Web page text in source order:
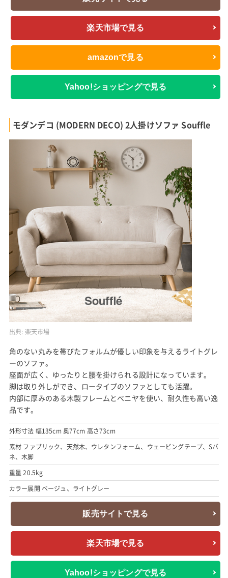
楽天市場で見る
amazonで見る
Yahoo!ショッピングで見る
モダンデコ (MODERN DECO) 2人掛けソファ Souffle
出典: 楽天市場
角のない丸みを帯びたフォルムが優しい印象を与えるライトグレ
ーのソファ。
座面が広く、ゆったりと腰を掛けられる設計になっています。
脚は取り外しができ、ロータイプのソファとしても活躍。
内部に厚みのある木製フレームとべニヤを使い、耐久性も高い逸
品です。
外形寸法 幅135cm 奥77cm 高さ73cm
素材 ファブリック、天然木、ウレタンフォーム、ウェービングテープ、Sバ
ネ、木脚
重量 20.5kg
カラー展開 ベージュ、ライトグレー
販売サイトで見る
楽天市場で見る
Yahoo!ショッピングで見る